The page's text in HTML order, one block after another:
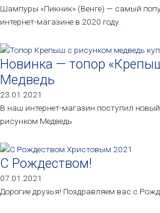
Шампуры «Пикник» (Венге) — самый
интернет-магазине в 2020 году.
Новинка — топор
Медведь
23.01.2021
В наш интернет-магазин поступил
рисунком Медведь
С Рождеством!
07.01.2021
Дорогие друзья! Поздравляем вас с